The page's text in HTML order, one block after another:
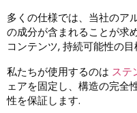
多くの仕様では、当社のア
の成分が含まれることが求
コンテンツ, 持続可能性の
私たちが使用するのは ステ
ェアを固定し、構造の完全
性を保証します.